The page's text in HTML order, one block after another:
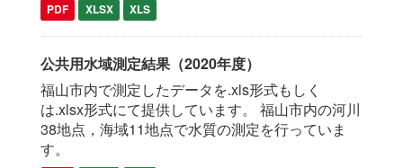
PDF XLSX XLS
公共用水域測定結果（2020年度）
福山市内で測定したデータを.xls形式もしく
は.xlsx形式にて提供しています。 福山市内の河川
38地点，海域11地点で水質の測定を行っていま
す。